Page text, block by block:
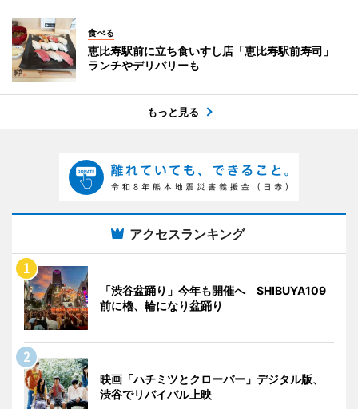
食べる
恵比寿駅前に立ち食いすし店「恵比寿駅前寿司」
ランチやデリバリーも
もっと見る
アクセスランキング
「渋谷盆踊り」今年も開催へ SHIBUYA109
前に櫓、輪になり盆踊り
映画「ハチミツとクローバー」デジタル版、
渋谷でリバイバル上映